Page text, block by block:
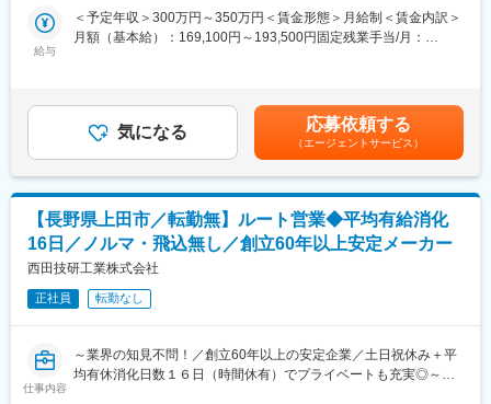
30代～40代前半を中心に、新卒・中途入社ともに活躍している職
場です。
ターとして独り立ち→複数装置の担当・条件出しや工程改善への
参画→品質管理や後輩指導など、工程の中核人材として活躍
■働き方、就業環境
◇入社後2～3カ月は日勤（8:00～17:00）で研修を行い、その後
三交替制に移行します。
◇クリーンルームでの勤務のため、年間を通じて温度・湿度が安
定した非常に清潔な環境です。
◇教育制度やOJTが充実しており、未経験スタートの社員も多数
活躍しています。
変更の範囲：会社の定める業務
■職務概要：
仏壇・墓地・霊園等の販売事業を行う当社にて、店舗へ来店され
たお客様への接客業務をお任せします。お客様の想いや状況をヒ
■具体的な業務内容：
◎お客様の想いに寄り添った仏壇・墓石のご提案
■評価制度：
売上だけでなく、お客様に寄り添う姿勢やチームへの貢献もしっ
ントチーム賞」など表彰制度も充実◎
はじめから一人にすることはありません。知識ゼロ・業界未経験
の方も、段階的に成長できる育成体制を整えています
給与
＜予定年収＞300万円～350万円＜賃金形態＞月給制＜賃金内訳＞
月額（基本給）：169,100円～193,500円固定残業手当/月：
与：あり／年2回■年収例： ・342万円／入社3年目（月給＋賞与
＋特別報酬）・486万2,176円／入社10年目（月給＋賞与＋特別報
酬）＜等級制度＞1等級→２等級→3等級→4等級と昇給していき
ます。賃金はあくまでも目安の金額であり、選考を通じて上下す
る可能性があります。月給(月額)は固定手当を含めた表記です。
気になる 応募依頼する
（エージェントサービス）
【長野県上田市／転勤無】ルート営業◆平均有給消化
16日／ノルマ・飛込無し／創立60年以上安定メーカー
西田技研工業株式会社
正社員 転勤なし
仕事内容
～業界の知見不問！／創立60年以上の安定企業／土日祝休み＋平
均有休消化日数１６日（時間休有）でプライベートも充実◎～